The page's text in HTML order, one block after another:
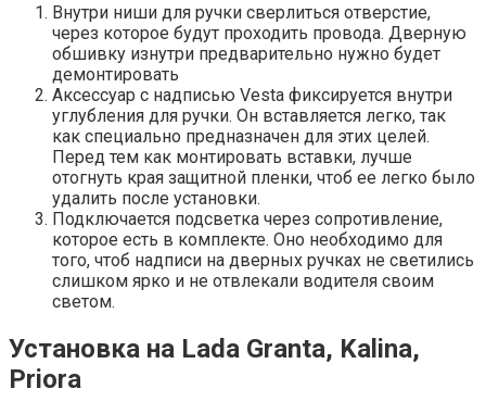
Внутри ниши для ручки сверлиться отверстие,
через которое будут проходить провода. Дверную
обшивку изнутри предварительно нужно будет
демонтировать
Аксессуар с надписью Vesta фиксируется внутри
углубления для ручки. Он вставляется легко, так
как специально предназначен для этих целей.
Перед тем как монтировать вставки, лучше
отогнуть края защитной пленки, чтоб ее легко было
удалить после установки.
Подключается подсветка через сопротивление,
которое есть в комплекте. Оно необходимо для
того, чтоб надписи на дверных ручках не светились
слишком ярко и не отвлекали водителя своим
светом.
Установка на Lada Granta, Kalina,
Priora